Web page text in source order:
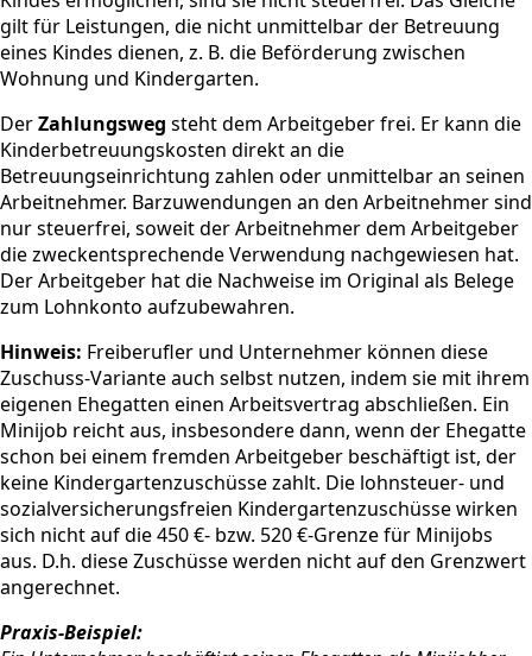
gilt für Leistungen, die nicht unmittelbar der Betreuung
eines Kindes dienen, z. B. die Beförderung zwischen
Wohnung und Kindergarten.
DerZahlungsweg steht dem Arbeitgeber frei. Er kann die
Kinderbetreuungskosten direkt an die
Betreuungseinrichtung zahlen oder unmittelbar an seinen
Arbeitnehmer. Barzuwendungen an den Arbeitnehmer sind
nur steuerfrei, soweit der Arbeitnehmer dem Arbeitgeber
die zweckentsprechende Verwendung nachgewiesen hat.
Der Arbeitgeber hat die Nachweise im Original als Belege
zum Lohnkonto aufzubewahren.
Hinweis: Freiberufler und Unternehmer können diese
Zuschuss-Variante auch selbst nutzen, indem sie mit ihrem
eigenen Ehegatten einen Arbeitsvertrag abschließen. Ein
Minijob reicht aus, insbesondere dann, wenn der Ehegatte
schon bei einem fremden Arbeitgeber beschäftigt ist, der
keine Kindergartenzuschüsse zahlt. Die lohnsteuer- und
sozialversicherungsfreien Kindergartenzuschüsse wirken
sich nicht auf die 450 €- bzw. 520 €-Grenze für Minijobs
aus. D.h. diese Zuschüsse werden nicht auf den Grenzwert
angerechnet.
Praxis-Beispiel: